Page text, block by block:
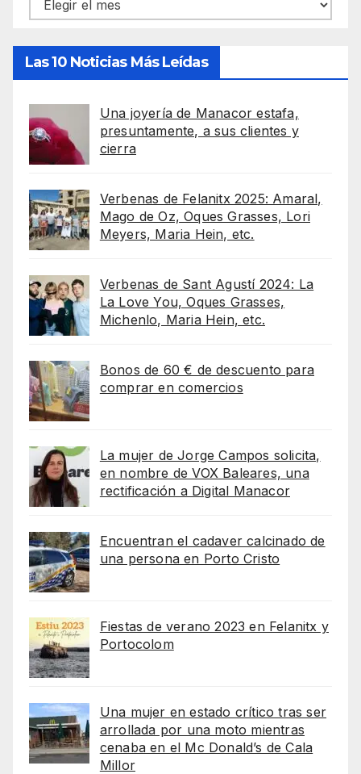
Las 10 Noticias Más Leídas
Una joyería de Manacor estafa,
presuntamente, a sus clientes y
cierra
Verbenas de Felanitx 2025: Amaral,
Mago de Oz, Oques Grasses, Lori
Meyers, Maria Hein, etc.
Verbenas de Sant Agustí 2024: La
La Love You, Oques Grasses,
Michenlo, Maria Hein, etc.
Bonos de 60 € de descuento para
comprar en comercios
La mujer de Jorge Campos solicita,
en nombre de VOX Baleares, una
rectificación a Digital Manacor
Encuentran el cadaver calcinado de
una persona en Porto Cristo
Fiestas de verano 2023 en Felanitx y
Portocolom
Una mujer en estado crítico tras ser
arrollada por una moto mientras
cenaba en el Mc Donald’s de Cala
Millor